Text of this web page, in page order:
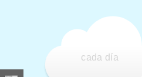
cada día